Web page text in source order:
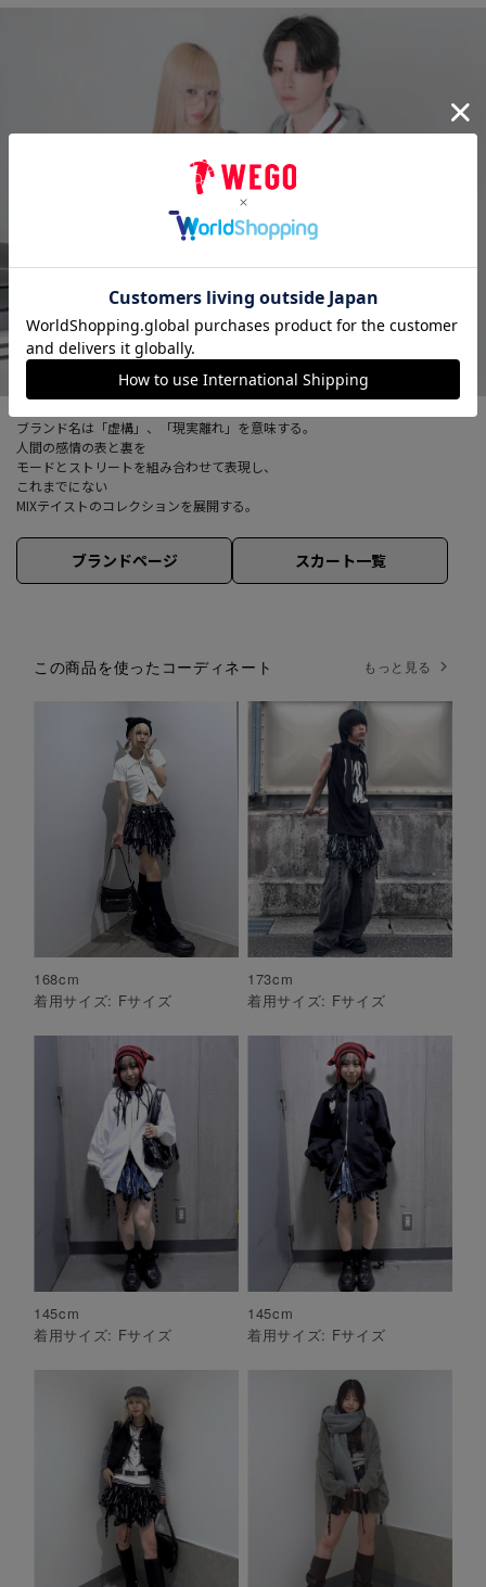
ブランド名は「虚構」、「現実離れ」を意味する。
人間の感情の表と裏を
モードとストリートを組み合わせて表現し、
これまでにない
MIXテイストのコレクションを展開する。
ブランドページ スカート一覧
この商品を使ったコーディネート もっと見る
168cm
着用サイズ: Fサイズ
173cm
着用サイズ: Fサイズ
145cm
着用サイズ: Fサイズ
145cm
着用サイズ: Fサイズ